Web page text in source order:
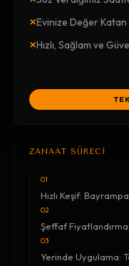
×Evinize Değer Katan
×Hızlı, Sağlam ve
ZANAAT SÜRECİ
01
Hızlı Keşif:
02
Şeffaf
03
Yerinde Uygulama: